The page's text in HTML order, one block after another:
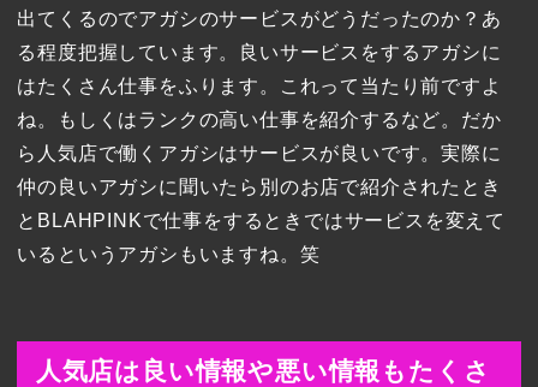
出てくるのでアガシのサービスがどうだったのか？あ
る程度把握しています。良いサービスをするアガシに
はたくさん仕事をふります。これって当たり前ですよ
ね。もしくはランクの高い仕事を紹介するなど。だか
ら人気店で働くアガシはサービスが良いです。実際に
仲の良いアガシに聞いたら別のお店で紹介されたとき
とBLAHPINKで仕事をするときではサービスを変えて
いるというアガシもいますね。笑
人気店は良い情報や悪い情報もたくさ